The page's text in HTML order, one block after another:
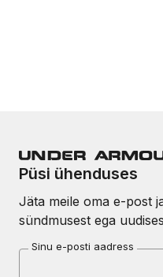
Püsi ühenduses
Jäta meile oma e-post
sündmusest ega
Sinu e-posti aadress